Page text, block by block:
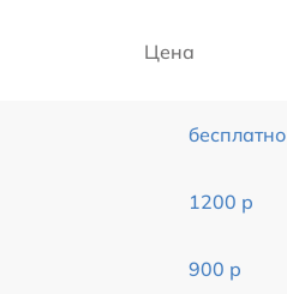
Цена
бесплатно
1200 р
900 р